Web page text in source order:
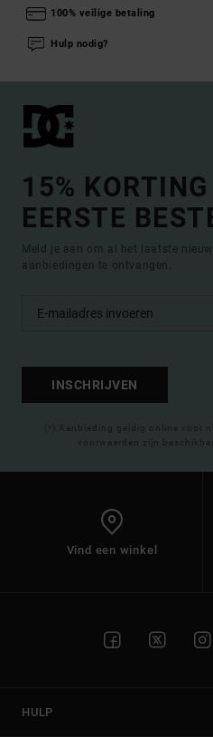
100% veilige betaling
Hulp nodig?
15%
EERSTE
Meld je aan om al het laatste
aanbiedingen te ontvangen.
INSCHRIJVEN
(*) Aanbieding geldig online voor
voorwaarden zijn
Vind een winkel
HULP